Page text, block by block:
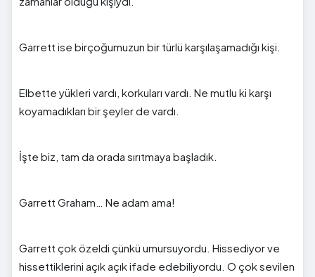
Garrett ise birçoğumuzun bir türlü karşılaşamadığı kişi.
Elbette yükleri vardı, korkuları vardı. Ne mutlu ki karşı
koyamadıkları bir şeyler de vardı.
İşte biz, tam da orada sırıtmaya başladık.
Garrett Graham… Ne adam ama!
Garrett çok özeldi çünkü umursuyordu. Hissediyor ve
hissettiklerini açık açık ifade edebiliyordu. O çok sevilen